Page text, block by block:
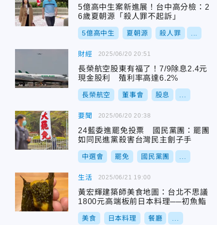
5億高中生案新進展！台中高分檢：2
6歲夏朝源「殺人罪不起訴」
5億高中生 夏朝源 殺人罪
財經
長榮航空股東有福了！7/9除息2.4元
現金股利 殖利率高達6.2%
長榮航空 董事會 股息
2025/06/20 20:51
要聞
24藍委進罷免投票 國民黨團：罷團
如同民進黨殺害台灣民主劊子手
中選會 罷免 國民黨團
2025/06/20 20:38
生活
黃宏輝建築師美食地圖：台北不思議
1800元高端板前日本料理──初魚鮨
美食 日本料理 餐廳
2025/06/21 19:00